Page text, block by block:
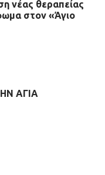
νέας θεραπείας
στον «Άγιο
ΑΓΙΑ